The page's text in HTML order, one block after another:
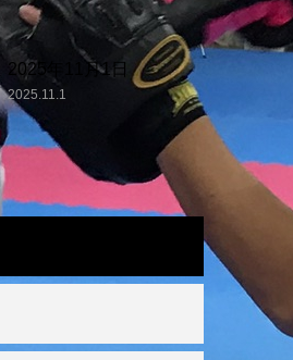
2025年11月1日
2025.11.1